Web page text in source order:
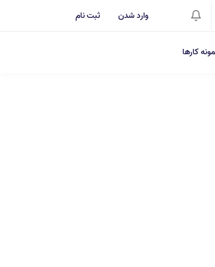
وارد شدن ثبت نام
کارها